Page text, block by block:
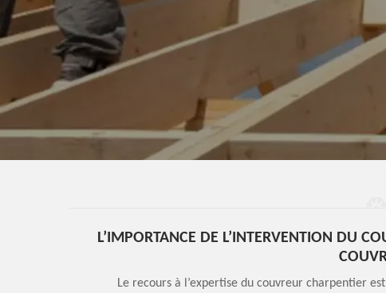
L’IMPORTANCE DE L’INTERVENTION DU
Le recours à l’expertise du couvreur charpentier